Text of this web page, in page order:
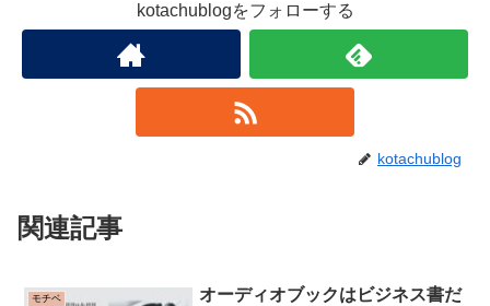
kotachublogをフォローする
kotachublog
関連記事
モチベ
オーディオブックはビジネス書だ